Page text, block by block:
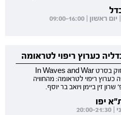
מכון מפרשים מזמין לערב עיון שיעסוק בסרט In Waves and War
ריפוי לטראומה: מהחוויה
זין ביימן ויואב בר יוסף.
יפו